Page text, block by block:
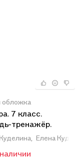
Мерзляк
обложка
7 класс.
тренажёр.
уровень
Елена